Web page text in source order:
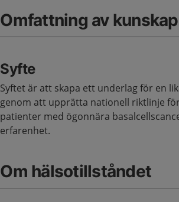
Omfattning av
Syfte
Syftet är att skapa ett underlag för en
genom att upprätta nationell riktlinje
patienter med ögonnära
erfarenhet.
Om hälsotillståndet